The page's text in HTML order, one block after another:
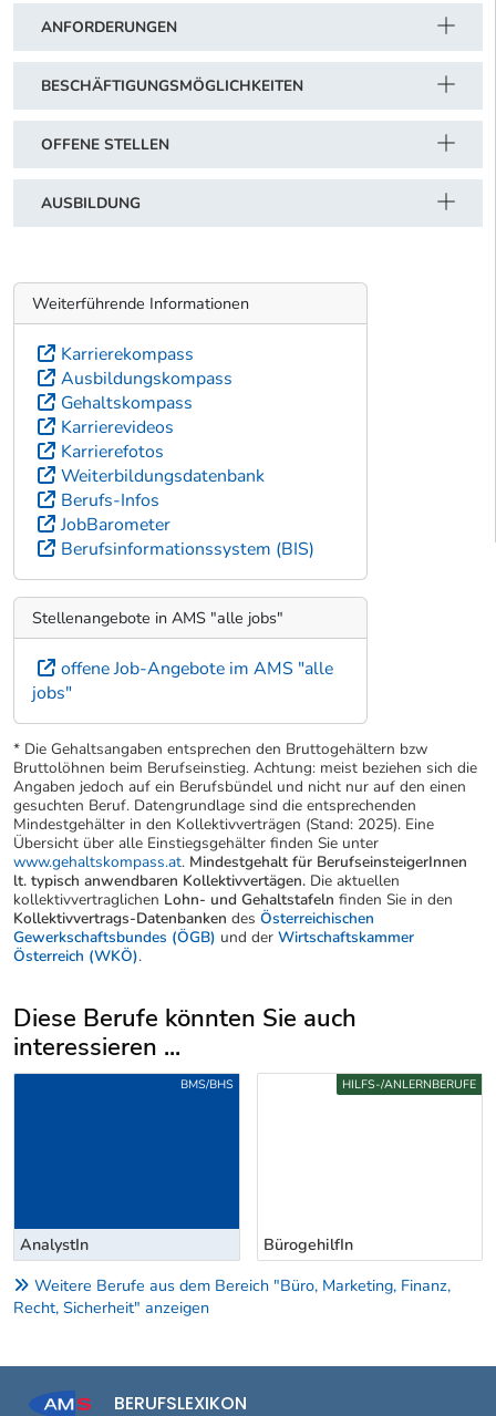
ANFORDERUNGEN
BESCHÄFTIGUNGSMÖGLICHKEITEN
OFFENE STELLEN
AUSBILDUNG
Weiterführende Informationen
Karrierekompass
Ausbildungskompass
Gehaltskompass
Karrierevideos
Karrierefotos
Weiterbildungsdatenbank
Berufs-Infos
JobBarometer
Berufsinformationssystem (BIS)
Stellenangebote in AMS "alle jobs"
offene Job-Angebote im AMS "alle
jobs"
* Die Gehaltsangaben entsprechen den Bruttogehältern bzw
Bruttolöhnen beim Berufseinstieg. Achtung: meist beziehen sich die
Angaben jedoch auf ein Berufsbündel und nicht nur auf den einen
gesuchten Beruf. Datengrundlage sind die entsprechenden
Mindestgehälter in den Kollektivverträgen (Stand: 2025). Eine
Übersicht über alle Einstiegsgehälter finden Sie unter
www.gehaltskompass.at. Mindestgehalt für BerufseinsteigerInnen
lt. typisch anwendbaren Kollektivvertägen. Die aktuellen
kollektivvertraglichen Lohn- und Gehaltstafeln finden Sie in den
Kollektivvertrags-Datenbanken des Österreichischen
Gewerkschaftsbundes (ÖGB) und der Wirtschaftskammer
Österreich (WKÖ).
Diese Berufe könnten Sie auch
interessieren ...
Uber weitere Berufsvorschläge
AnalystIn
BMS/BHS
BürogehilfIn
HILFS-/ANLERNBERUFE
Weitere Berufe aus dem Bereich "Büro, Marketing, Finanz,
Recht, Sicherheit" anzeigen
BERUFSLEXIKON